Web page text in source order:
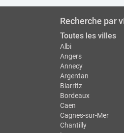
Recherche par
Toutes les villes
Albi
Angers
Annecy
Argentan
Biarritz
Bordeaux
Caen
Cagnes-sur-Mer
Chantilly